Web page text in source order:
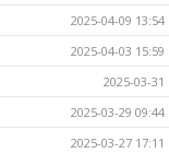
2025-04-09 13:54
2025-04-03 15:59
2025-03-31
2025-03-29 09:44
2025-03-27 17:11